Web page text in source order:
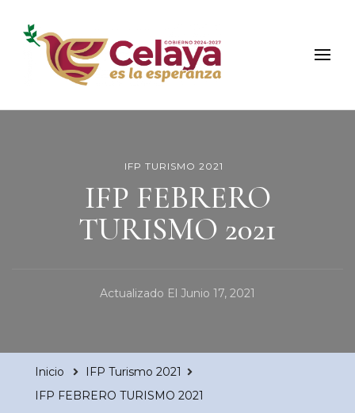
Municipio de Celaya
Portal Oficial del Municipio de Celaya
IFP TURISMO 2021
IFP FEBRERO
TURISMO 2021
Actualizado El Junio 17, 2021
Inicio
IFP Turismo 2021
IFP FEBRERO TURISMO 2021